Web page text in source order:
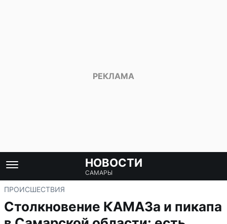
НОВОСТИ
САМАРЫ
ПРОИСШЕСТВИЯ
Столкновение КАМАЗа и пикапа